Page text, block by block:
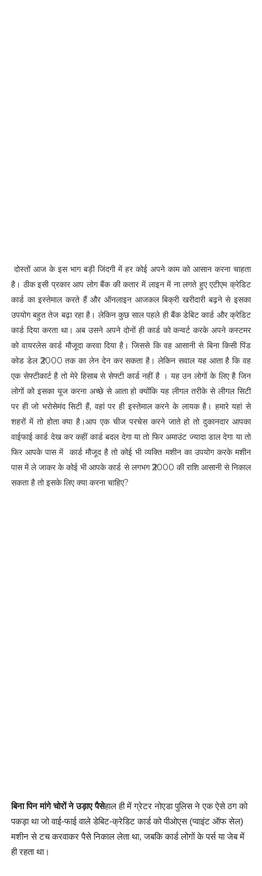
दोस्तों आज के इस भाग बड़ी जिंदगी में हर कोई अपने काम को आसान करना चाहता
है। ठीक इसी प्रकार आप लोग बैंक की कतार में लाइन में ना लगते हुए एटीएम क्रेडिट
कार्ड का इस्तेमाल करते हैं और ऑनलाइन आजकल बिक्री खरीदारी बढ़ने से इसका
उपयोग बहुत तेज बढ़ा रहा है। लेकिन कुछ साल पहले ही बैंक डेबिट कार्ड और क्रेडिट
कार्ड दिया करता था। अब उसने अपने दोनों ही कार्ड को कन्वर्ट करके अपने कस्टमर
को वायरलेस कार्ड मौजूदा करवा दिया है। जिससे कि वह आसानी से बिना किसी पिंड
कोड डेल ₹2000 तक का लेन देन कर सकता है। लेकिन सवाल यह आता है कि वह
एक सेफ्टीकार्ट है तो मेरे हिसाब से सेफ्टी कार्ड नहीं है । यह उन लोगों के लिए है जिन
लोगों को इसका यूज करना अच्छे से आता हो क्योंकि यह लीगल तरीके से लीगल सिटी
पर ही जो भरोसेमंद सिटी हैं, वहां पर ही इस्तेमाल करने के लायक है। हमारे यहां से
शहरों में तो होता क्या है।आप एक चीज परचेस करने जाते हो तो दुकानदार आपका
वाईफाई कार्ड देख कर कहीं कार्ड बदल देगा या तो फिर अमाउंट ज्यादा डाल देगा या तो
फिर आपके पास में कार्ड मौजूद है तो कोई भी व्यक्ति मशीन का उपयोग करके मशीन
पास में ले जाकर के कोई भी आपके कार्ड से लगभग ₹2000 की राशि आसानी से निकाल
सकता है तो इसके लिए क्या करना चाहिए?
बिना पिन मांगे चोरों ने उड़ाए पैसेहाल ही में ग्रेटर नोएडा पुलिस ने एक ऐसे ठग को
पकड़ा था जो वाई-फाई वाले डेबिट-क्रेडिट कार्ड को पीओएस (प्वाइंट ऑफ सेल)
मशीन से टच करवाकर पैसे निकाल लेता था, जबकि कार्ड लोगों के पर्स या जेब में
ही रहता था।